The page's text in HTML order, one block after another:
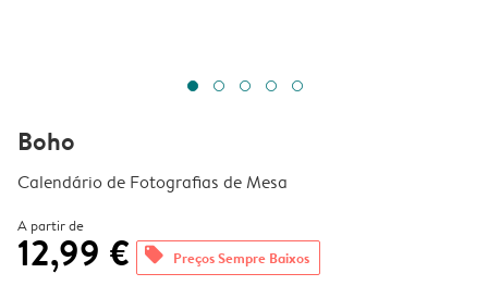
Boho
Calendário de Fotografias de Mesa
A partir de
12,99 € offers Preços Sempre Baixos